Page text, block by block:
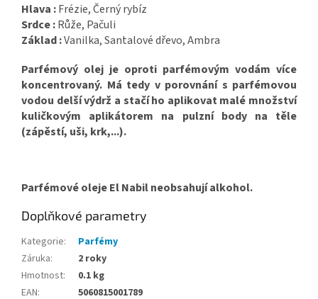
Hlava :Frézie, Černý rybíz
Srdce :Růže, Pačuli
Základ :Vanilka, Santalové dřevo, Ambra
Parfémový olej je oproti parfémovým vodám více
koncentrovaný. Má tedy v porovnání s parfémovou
vodou delší výdrž a stačí ho aplikovat malé množství
kuličkovým aplikátorem na pulzní body na těle
(zápěstí, uši, krk,...).
Parfémové oleje El Nabil neobsahují alkohol.
Doplňkové parametry
Kategorie:
Parfémy
Záruka:
2 roky
Hmotnost:
0.1 kg
EAN: 5060815001789